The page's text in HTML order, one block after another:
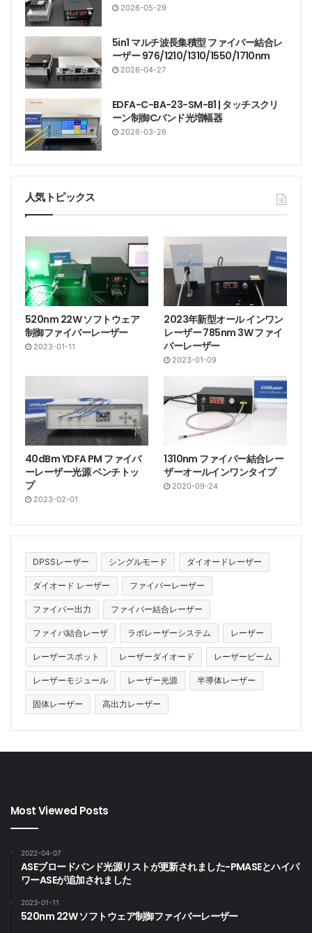
2026-05-29
5in1 マルチ波長集積型 ファイバー結合レ
ーザー 976/1210/1310/1550/1710nm
2026-04-27
EDFA-C-BA-23-SM-B1 | タッチスクリ
ーン制御Cバンド光増幅器
2026-03-26
人気トピックス
520nm 22W ソフトウェア
制御ファイバーレーザー
2023-01-11
2023年新型オール インワン
レーザー 785nm 3W ファイ
バーレーザー
2023-01-09
40dBm YDFA PM ファイバ
ーレーザー光源 ベンチトッ
プ
2023-02-01
1310nm ファイバー結合レー
ザーオールインワンタイプ
2020-09-24
DPSSレーザー シングルモード ダイオードレーザー
ダイオード レーザー ファイバーレーザー
ファイバー出力 ファイバー結合レーザー
ファイバ結合レーザ ラボレーザーシステム レーザー
レーザースポット レーザーダイオード レーザービーム
レーザーモジュール レーザー光源 半導体レーザー
固体レーザー 高出力レーザー
Most Viewed Posts
2022-04-07
ASEブロードバンド光源リストが更新されました-PMASEとハイパ
ワーASEが追加されました
2023-01-11
520nm 22W ソフトウェア制御ファイバーレーザー